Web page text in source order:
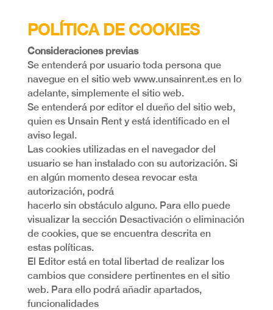
POLÍTICA DE COOKIES
Consideraciones previas
Se entenderá por usuario toda persona que
navegue en el sitio web www.unsainrent.es en lo
adelante, simplemente el sitio web.
Se entenderá por editor el dueño del sitio web,
quien es Unsain Rent y está identificado en el
aviso legal.
Las cookies utilizadas en el navegador del
usuario se han instalado con su autorización. Si
en algún momento desea revocar esta
autorización, podrá
hacerlo sin obstáculo alguno. Para ello puede
visualizar la sección Desactivación o eliminación
de cookies, que se encuentra descrita en
estas políticas.
El Editor está en total libertad de realizar los
cambios que considere pertinentes en el sitio
web. Para ello podrá añadir apartados,
funcionalidades